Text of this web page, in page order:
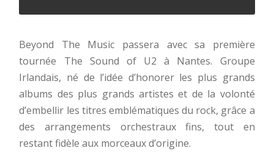
Beyond The Music passera avec sa première
tournée The Sound of U2 à Nantes. Groupe
Irlandais, né de l’idée d’honorer les plus grands
albums des plus grands artistes et de la volonté
d’embellir les titres emblématiques du rock, grâce a
des arrangements orchestraux fins, tout en
restant fidèle aux morceaux d’origine.